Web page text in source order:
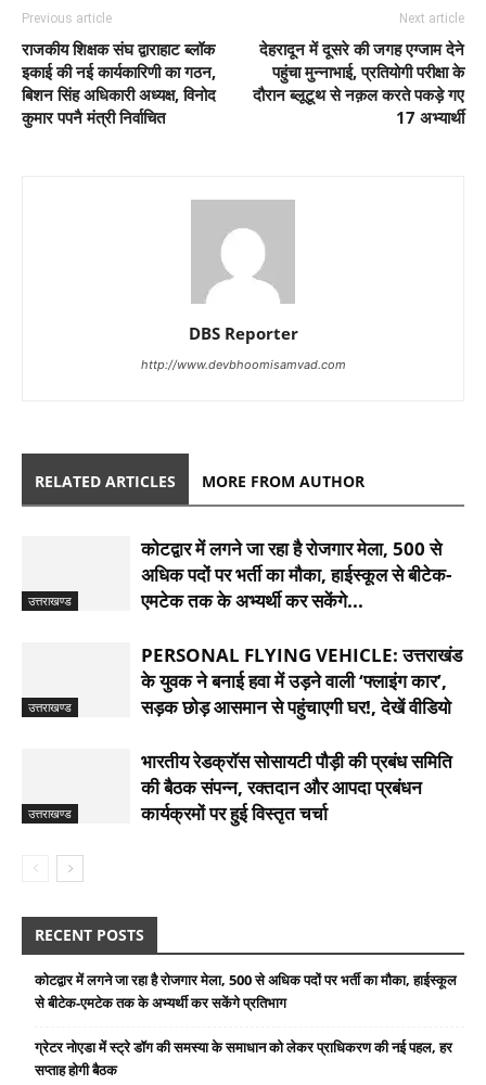
Previous article
राजकीय शिक्षक संघ द्वाराहाट ब्लॉक
इकाई की नई कार्यकारिणी का गठन,
बिशन सिंह अधिकारी अध्यक्ष, विनोद
कुमार पपनै मंत्री निर्वाचित
Next article
देहरादून में दूसरे की जगह एग्जाम देने
पहुंचा मुन्नाभाई, प्रतियोगी परीक्षा के
दौरान ब्लूटूथ से नक़ल करते पकड़े गए
17 अभ्यार्थी
DBS Reporter
http://www.devbhoomisamvad.com
RELATED ARTICLES MORE FROM AUTHOR
उत्तराखण्ड
कोटद्वार में लगने जा रहा है रोजगार मेला, 500 से
अधिक पदों पर भर्ती का मौका, हाईस्कूल से बीटेक-
एमटेक तक के अभ्यर्थी कर सकेंगे...
उत्तराखण्ड
PERSONAL FLYING VEHICLE: उत्तराखंड
के युवक ने बनाई हवा में उड़ने वाली ‘फ्लाइंग कार’,
सड़क छोड़ आसमान से पहुंचाएगी घर!, देखें वीडियो
उत्तराखण्ड
भारतीय रेडक्रॉस सोसायटी पौड़ी की प्रबंध समिति
की बैठक संपन्न, रक्तदान और आपदा प्रबंधन
कार्यक्रमों पर हुई विस्तृत चर्चा
RECENT POSTS
कोटद्वार में लगने जा रहा है रोजगार मेला, 500 से अधिक पदों पर भर्ती का मौका, हाईस्कूल
से बीटेक-एमटेक तक के अभ्यर्थी कर सकेंगे प्रतिभाग
ग्रेटर नोएडा में स्ट्रे डॉग की समस्या के समाधान को लेकर प्राधिकरण की नई पहल, हर
सप्ताह होगी बैठक